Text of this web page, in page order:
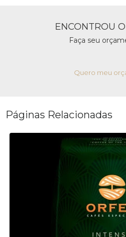
ENCONTROU
Faça seu
Quero meu
Páginas Relacionadas